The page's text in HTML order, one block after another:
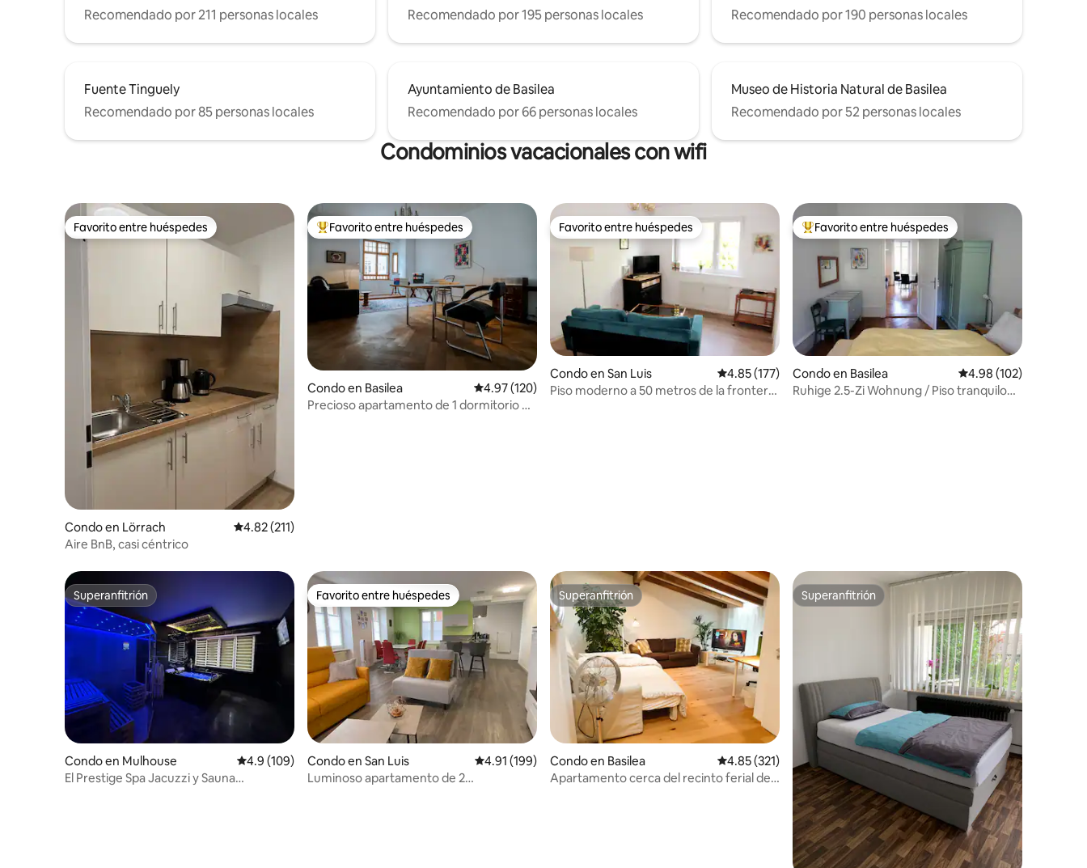
Recomendado por 211 personas locales
Recomendado por 195 personas locales
Recomendado por 190 personas locales
Fuente Tinguely
Recomendado por 85 personas locales
Ayuntamiento de Basilea
Recomendado por 66 personas locales
Museo de Historia Natural de Basilea
Recomendado por 52 personas locales
Condominios vacacionales con wifi
Favorito entre huéspedes
Favorito entre huéspedes
Condo en Lörrach Calificación promedio: 4.82 de 5, 211 reseñas
4.82 (211)
Aire BnB, casi céntrico
Favorito entre huéspedes preferido
Favorito entre huéspedes
Condo en Basilea Calificación promedio: 4.97 de 5, 120 reseñas
4.97 (120)
Precioso apartamento de 1 dormitorio de
Favorito entre huéspedes
Favorito entre huéspedes
Condo en San Luis Calificación promedio: 4.85 de 5, 177 reseñas
4.85 (177)
Piso moderno a 50 metros de la frontera
Favorito entre huéspedes preferido
Favorito entre huéspedes
Condo en Basilea Calificación promedio:
4.98 (102)
Ruhige 2.5-Zi Wohnung / Piso tranquilo
Superanfitrión
Superanfitrión
Condo en Mulhouse Calificación promedio: 4.9 de 5, 109 reseñas
4.9 (109)
El Prestige Spa Jacuzzi y Sauna
Favorito entre huéspedes
Favorito entre huéspedes
Condo en San Luis Calificación promedio: 4.91 de 5, 199 reseñas
4.91 (199)
Luminoso apartamento de 2
Superanfitrión
Superanfitrión
Condo en Basilea Calificación promedio: 4.85 de 5, 321 reseñas
4.85 (321)
Apartamento cerca del recinto ferial de
Superanfitrión
Superanfitrión